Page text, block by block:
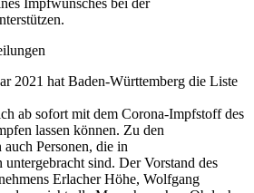
2021 hat Baden-Württemberg die Liste
ab sofort mit dem Corona-Impfstoff des
lassen können. Zu den
Personen, die in
sind. Der Vorstand des
Erlacher Höhe, Wolfgang